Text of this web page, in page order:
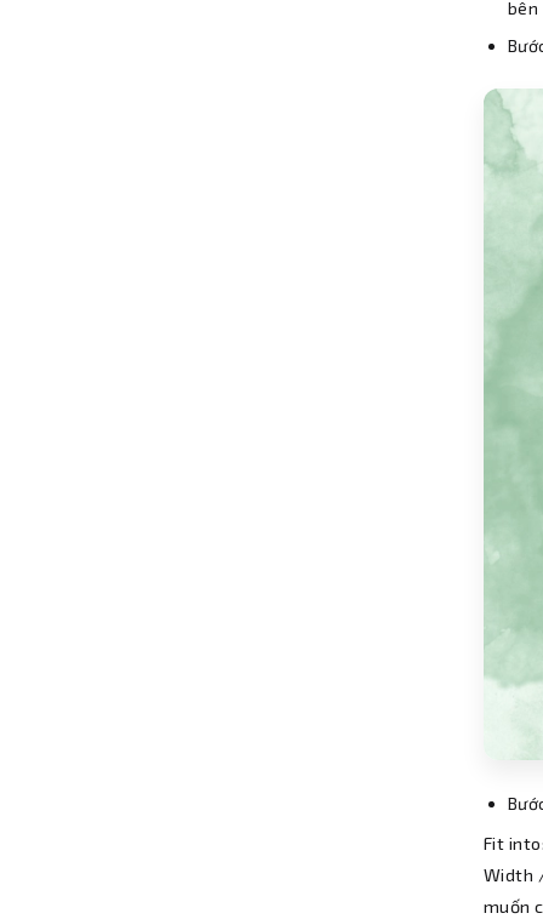
bên
Fit
Width
muốn